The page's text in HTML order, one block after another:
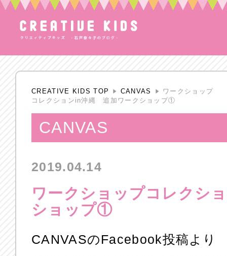
CREATIVE KIDS TOP CANVAS
ワークショップ
コレクションin沖縄 追加ワークショップ①
CANVAS
2019.04.14
ワークショップコレクシ
ショップ①
CANVASのFacebook投稿より